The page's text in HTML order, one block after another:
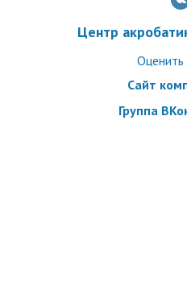
Скидка не суммируется с
телефону компании: +7 (921)
Центр
Сайт
Группа